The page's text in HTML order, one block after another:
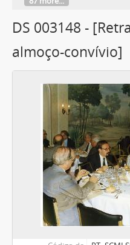
DS 003148 -
almoço-convívio]